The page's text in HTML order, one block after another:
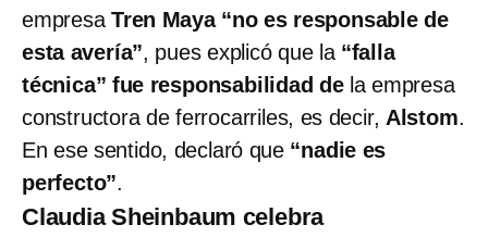
empresaTren Maya “no es responsable de
esta avería”, pues explicó que la“falla
técnica” fue responsabilidad dela empresa
constructora de ferrocarriles, es decir, Alstom.
En ese sentido, declaró que “nadie es
perfecto”.
Claudia Sheinbaum celebra